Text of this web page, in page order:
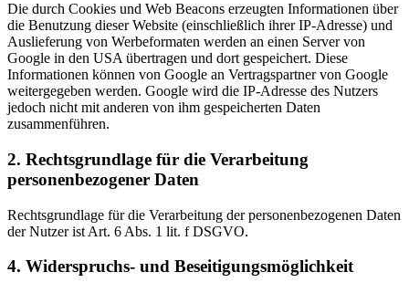
Die durch Cookies und Web Beacons erzeugten Informationen über
die Benutzung dieser Website (einschließlich ihrer IP-Adresse) und
Auslieferung von Werbeformaten werden an einen Server von
Google in den USA übertragen und dort gespeichert. Diese
Informationen können von Google an Vertragspartner von Google
weitergegeben werden. Google wird die IP-Adresse des Nutzers
jedoch nicht mit anderen von ihm gespeicherten Daten
zusammenführen.
2. Rechtsgrundlage für die Verarbeitung
personenbezogener Daten
Rechtsgrundlage für die Verarbeitung der personenbezogenen Daten
der Nutzer ist Art. 6 Abs. 1 lit. f DSGVO.
4. Widerspruchs- und Beseitigungsmöglichkeit